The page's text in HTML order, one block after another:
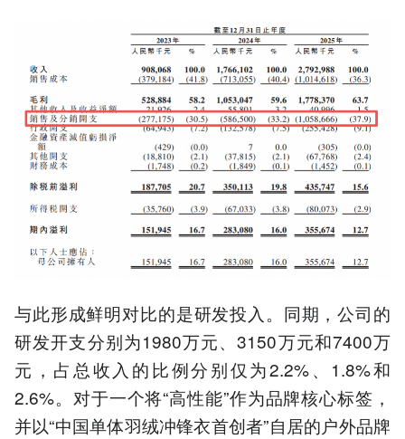
与此形成鲜明对比的是研发投入。同期，公司的
研发开支分别为1980万元、3150万元和7400万
元，占总收入的比例分别仅为2.2%、1.8%和
2.6%。对于一个将“高性能”作为品牌核心标签，
并以“中国单体羽绒冲锋衣首创者”自居的户外品牌